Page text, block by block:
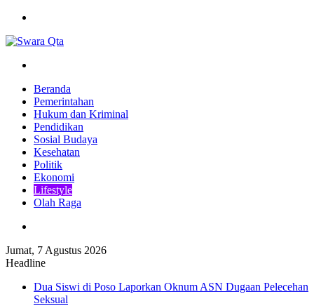
Beranda
Pemerintahan
Hukum dan Kriminal
Pendidikan
Sosial Budaya
Kesehatan
Politik
Ekonomi
Lifestyle
Olah Raga
Jumat, 7 Agustus 2026
Headline
Dua Siswi di Poso Laporkan Oknum ASN Dugaan Pelecehan
Seksual